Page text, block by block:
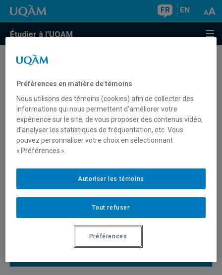
FR EN
Étudier à l'UQAM
Archives Infolettre CO & CISEP
2026
2025
Préférences en matière de témoins
Nous utilisons des témoins (cookies) afin de collecter des
informations qui nous permettent d’améliorer votre
expérience sur le site, de vous proposer des contenus vidéo,
d’analyser les statistiques de fréquentation, etc. Vous
pouvez personnaliser votre choix en sélectionnant
« Préférences ».
Tout refuser
Autoriser les témoins
Préférences